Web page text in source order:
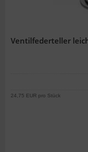
Ventilfederteller
24,75 EUR pro Stück